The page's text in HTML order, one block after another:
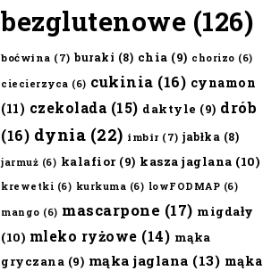
bezglutenowe (126)
boćwina (7) buraki (8) chia (9) chorizo (6)
ciecierzyca (6) cukinia (16) cynamon
(11) czekolada (15) daktyle (9) drób
(16) dynia (22) imbir (7) jabłka (8)
jarmuż (6) kalafior(9) kasza jaglana (10)
krewetki (6) kurkuma (6) lowFODMAP (6)
mango (6) mascarpone (17) migdały
(10) mleko ryżowe (14) mąka
gryczana (9) mąka jaglana (13) mąka